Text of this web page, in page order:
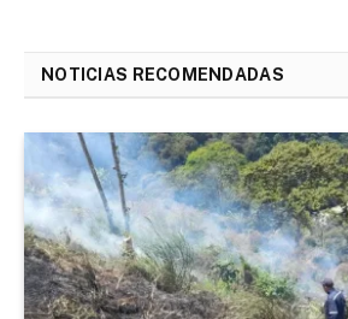
NOTICIAS RECOMENDADAS